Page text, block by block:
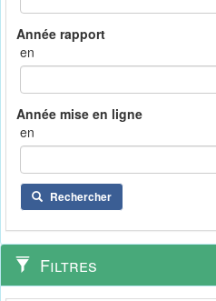
en
en
Rechercher
Filtres